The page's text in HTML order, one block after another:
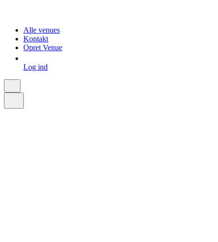
Alle venues
Kontakt
Opret Venue
Log ind